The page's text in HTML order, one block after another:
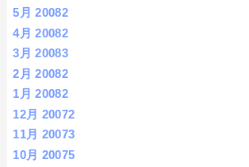
5月 20082
4月 20082
3月 20083
2月 20082
1月 20082
12月 20072
11月 20073
10月 20075